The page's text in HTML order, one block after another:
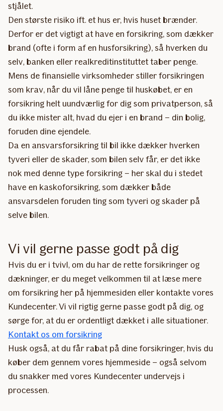
stjålet.
Den største risiko ift. et hus er, hvis huset brænder.
Derfor er det vigtigt at have en forsikring, som dækker
brand (ofte i form af en husforsikring), så hverken du
selv, banken eller realkreditinstituttet taber penge.
Mens de finansielle virksomheder stiller forsikringen
som krav, når du vil låne penge til huskøbet, er en
forsikring helt uundværlig for dig som privatperson, så
du ikke mister alt, hvad du ejer i en brand – din bolig,
foruden dine ejendele.
Da en ansvarsforsikring til bil ikke dækker hverken
tyveri eller de skader, som bilen selv får, er det ikke
nok med denne type forsikring – her skal du i stedet
have en kaskoforsikring, som dækker både
ansvarsdelen foruden ting som tyveri og skader på
selve bilen.
Vi vil gerne passe godt på dig
Hvis du er i tvivl, om du har de rette forsikringer og
dækninger, er du meget velkommen til at læse mere
om forsikring her på hjemmesiden eller kontakte vores
Kundecenter. Vi vil rigtig gerne passe godt på dig, og
sørge for, at du er ordentligt dækket i alle situationer.
Kontakt os om forsikring
Husk også, at du får rabat på dine forsikringer, hvis du
køber dem gennem vores hjemmeside – også selvom
du snakker med vores Kundecenter undervejs i
processen.